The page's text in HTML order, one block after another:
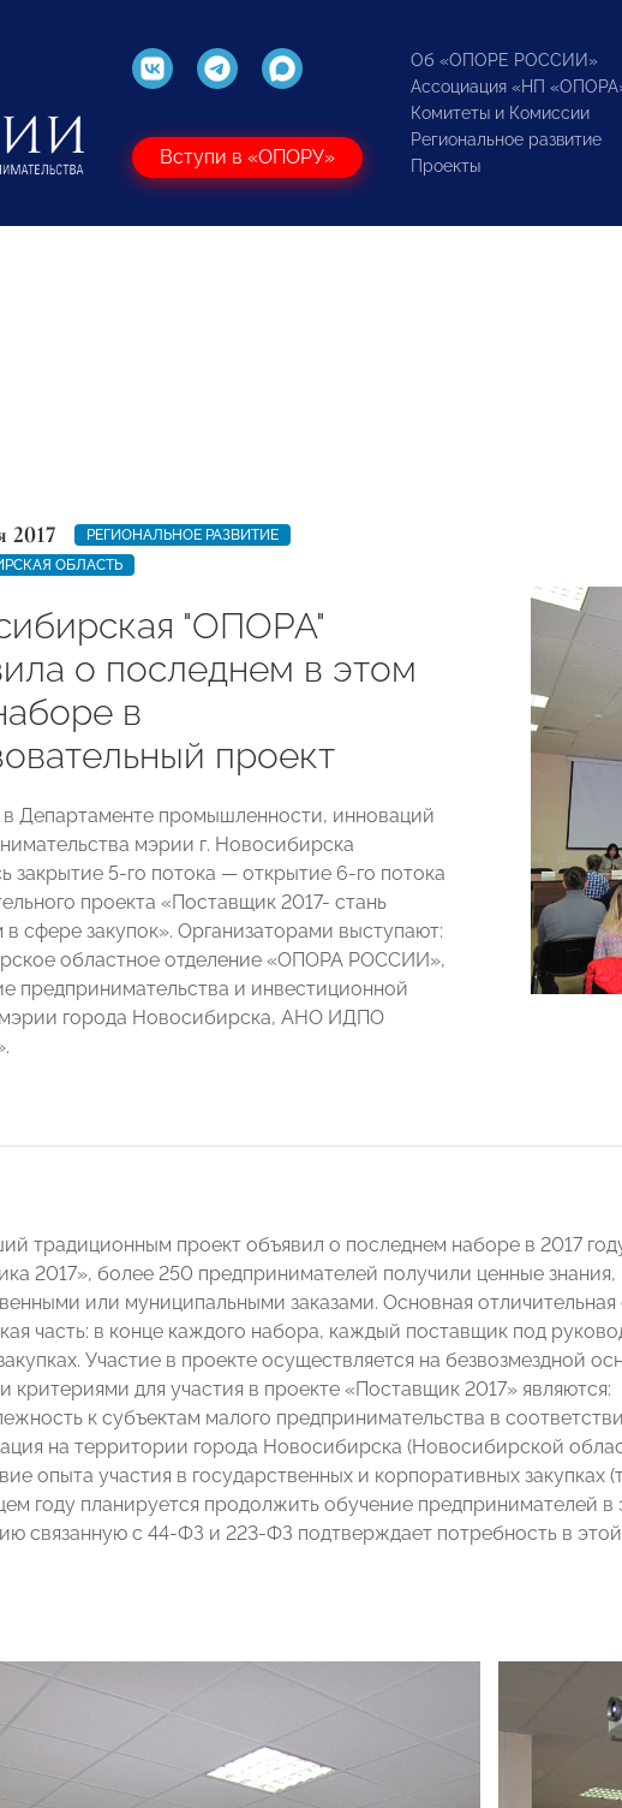
Вступи в «ОПОРУ»
Об «ОПОРЕ РОССИИ»
Ассоциация «НП
Комитеты и Комиссии
Региональное развитие
Проекты
2017
РЕГИОНАЛЬНОЕ РАЗВИТИЕ
ОБЛАСТЬ
"ОПОРА"
о последнем в этом
в
проект
Департаменте промышленности, инноваций
мэрии г. Новосибирска
закрытие 5-го потока — открытие 6-го потока
проекта «Поставщик 2017- стань
в сфере закупок». Организаторами выступают:
областное отделение «ОПОРА РОССИИ»,
предпринимательства и инвестиционной
города Новосибирска, АНО ИДПО
традиционным проект объявил о последнем наборе в 2017
2017», более 250 предпринимателей получили ценные
или муниципальными заказами. Основная
часть: в конце каждого набора, каждый поставщик под
Участие в проекте осуществляется на безвозмездной
критериями для участия в проекте «Поставщик 2017» являются:
к субъектам малого предпринимательства в
на территории города Новосибирска (Новосибирской
опыта участия в государственных и корпоративных закупках
году планируется продолжить обучение предпринимателей
связанную с 44-ФЗ и 223-ФЗ подтверждает потребность в